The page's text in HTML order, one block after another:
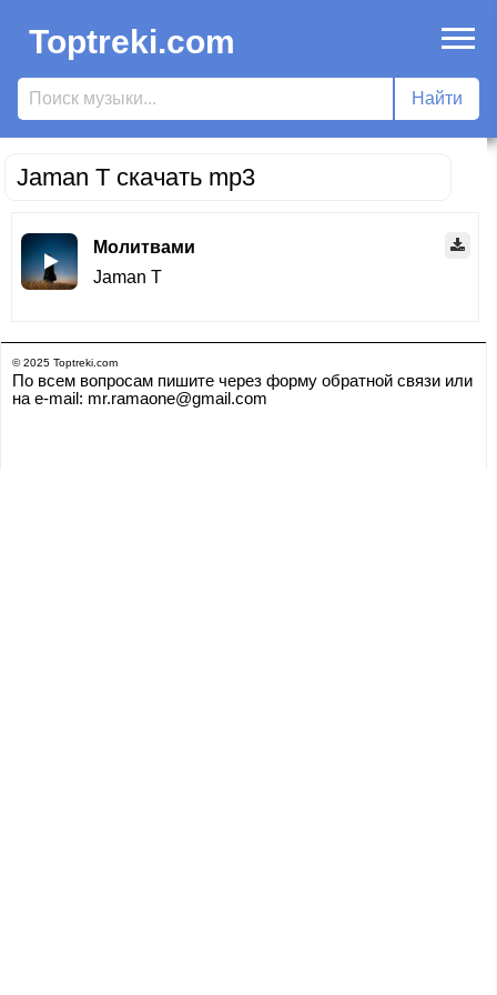
Toptreki.com
Jaman T скачать mp3
Молитвами
Jaman T
© 2025 Toptreki.com
По всем вопросам пишите через форму обратной связи или
на e-mail: mr.ramaone@gmail.com